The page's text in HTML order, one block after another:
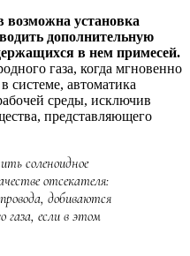
возможна установка
дополнительную
в нем примесей.
газа, когда мгновенно
системе, автоматика
среды, исключив
представляющего
соленоидное
отсекателя:
добиваются
газа, если в этом